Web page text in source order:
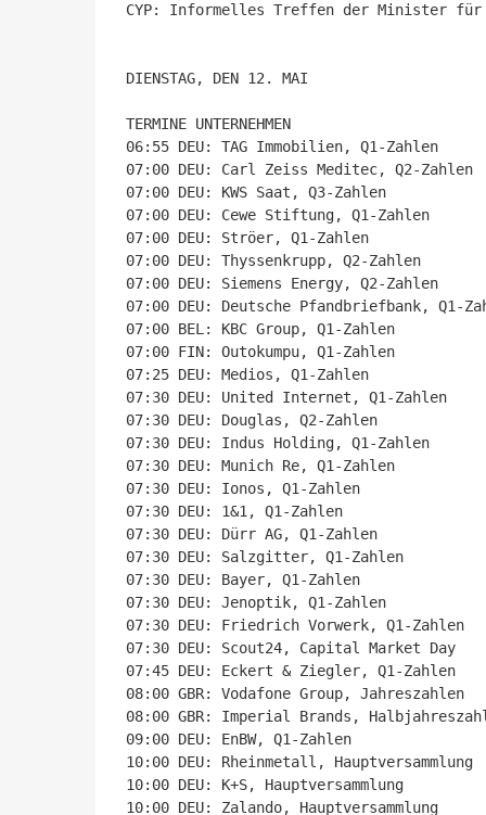
CYP: Informelles Treffen der Minister für
DIENSTAG, DEN 12. MAI
TERMINE UNTERNEHMEN
06:55 DEU: TAG Immobilien, Q1-Zahlen
07:00 DEU: Carl Zeiss Meditec, Q2-Zahlen
07:00 DEU: KWS Saat, Q3-Zahlen
07:00 DEU: Cewe Stiftung, Q1-Zahlen
07:00 DEU: Ströer, Q1-Zahlen
07:00 DEU: Thyssenkrupp, Q2-Zahlen
07:00 DEU: Siemens Energy, Q2-Zahlen
07:00 DEU: Deutsche Pfandbriefbank, Q1-
07:00 BEL: KBC Group, Q1-Zahlen
07:00 FIN: Outokumpu, Q1-Zahlen
07:25 DEU: Medios, Q1-Zahlen
07:30 DEU: United Internet, Q1-Zahlen
07:30 DEU: Douglas, Q2-Zahlen
07:30 DEU: Indus Holding, Q1-Zahlen
07:30 DEU: Munich Re, Q1-Zahlen
07:30 DEU: Ionos, Q1-Zahlen
07:30 DEU: 1&1, Q1-Zahlen
07:30 DEU: Dürr AG, Q1-Zahlen
07:30 DEU: Salzgitter, Q1-Zahlen
07:30 DEU: Bayer, Q1-Zahlen
07:30 DEU: Jenoptik, Q1-Zahlen
07:30 DEU: Friedrich Vorwerk, Q1-Zahlen
07:30 DEU: Scout24, Capital Market Day
07:45 DEU: Eckert & Ziegler, Q1-Zahlen
08:00 GBR: Vodafone Group, Jahreszahlen
08:00 GBR: Imperial Brands,
09:00 DEU: EnBW, Q1-Zahlen
10:00 DEU: Rheinmetall, Hauptversammlung
10:00 DEU: K+S, Hauptversammlung
10:00 DEU: Zalando, Hauptversammlung